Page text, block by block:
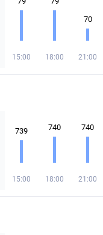
15:00 18:00
70
21:00
739
15:00
740
18:00
740
21:00